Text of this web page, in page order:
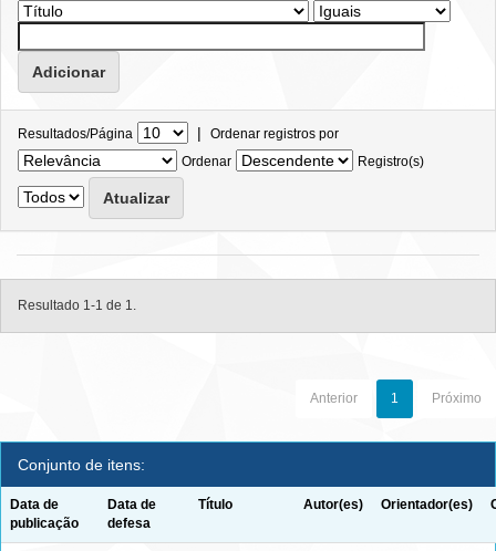
Resultados/Página | Ordenar registros por
Ordenar
Registro(s)
Resultado 1-1 de 1.
Anterior 1 Próximo
Conjunto de itens:
Data de
publicação
Data de
defesa
Título Autor(es) Orientador(es)